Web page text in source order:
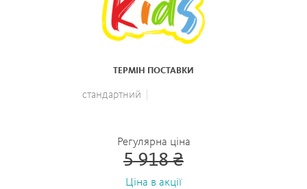
ТЕРМІН ПОСТАВКИ
стандартний
Регулярна ціна
5 918 ₴
Ціна в акції